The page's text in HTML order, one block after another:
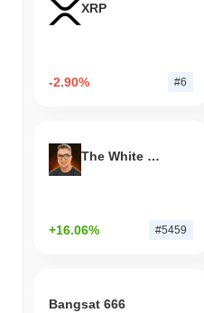
XRP
-2.90% #6
The White Bull
+16.06% #5459
Bangsat 666